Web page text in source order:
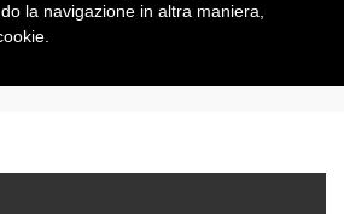
la navigazione in altra maniera,